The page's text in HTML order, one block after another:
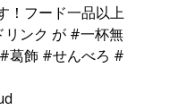
！フード一品以上
ンク が #一杯無
#葛飾 #せんべろ #